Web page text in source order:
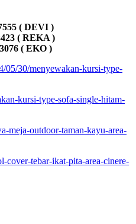
( DEVI )
( REKA )
( EKO )
05/30/menyewakan-kursi-type-
kursi-type-sofa-single-hitam-
meja-outdoor-taman-kayu-area-
cover-tebar-ikat-pita-area-cinere-